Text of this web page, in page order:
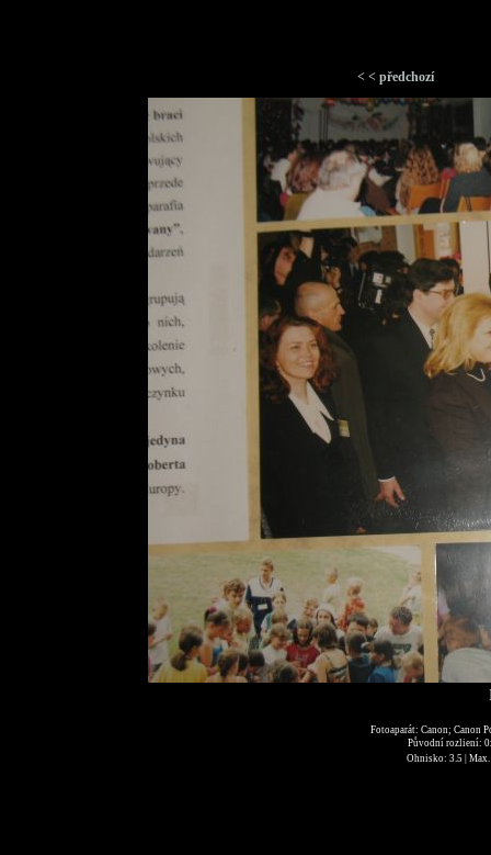
< < předchozí
Fotoaparát: Canon; Canon
Původní rozliení:
Ohnisko: 3.5 |